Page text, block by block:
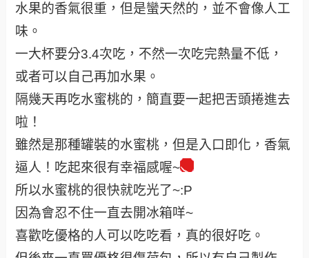
水果的香氣很重，但是蠻天然的，並不會像人工
味。
一大杯要分3.4次吃，不然一次吃完熱量不低，
或者可以自己再加水果。
隔幾天再吃水蜜桃的，簡直要一起把舌頭捲進去
啦！
雖然是那種罐裝的水蜜桃，但是入口即化，香氣
逼人！吃起來很有幸福感喔~
所以水蜜桃的很快就吃光了~:P
因為會忍不住一直去開冰箱咩~
喜歡吃優格的人可以吃吃看，真的很好吃。